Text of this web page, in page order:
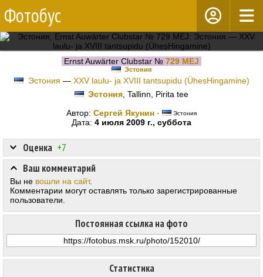
Фотобус
Ernst Auwärter Clubstar № 729 MEJ
Эстония
Эстония — XXV laulu- ja XVIII tantsupidu (ÜhesHingamine)
Эстония , Tallinn, Pirita tee
Автор: Сергей Якунин · Эстония
Дата: 4 июля 2009 г., суббота
Статистика
Оценка +7
Постоянная ссылка на фото
Ваш комментарий
Вы не вошли на сайт.
Комментарии могут оставлять только зарегистрированные
пользователи.